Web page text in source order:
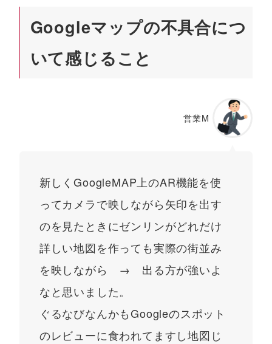
Googleマップの不具合につ
いて感じること
営業M
新しくGoogleMAP上のAR機能を使
ってカメラで映しながら矢印を出す
のを見たときにゼンリンがどれだけ
詳しい地図を作っても実際の街並み
を映しながら → 出る方が強いよ
なと思いました。
ぐるなびなんかもGoogleのスポット
のレビューに食われてますし地図じ